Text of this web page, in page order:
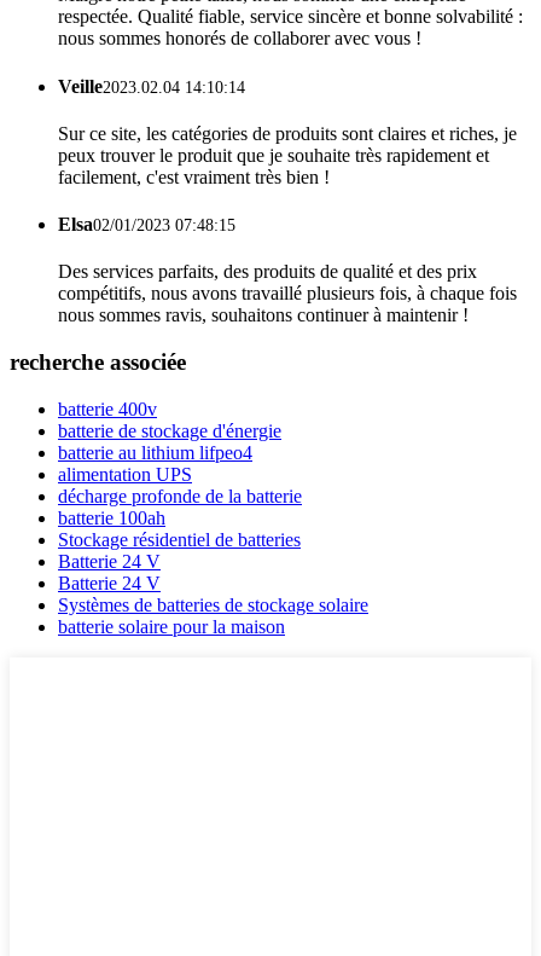
respectée. Qualité fiable, service sincère et bonne solvabilité :
nous sommes honorés de collaborer avec vous !
Veille2023.02.04 14:10:14
Sur ce site, les catégories de produits sont claires et riches, je
peux trouver le produit que je souhaite très rapidement et
facilement, c'est vraiment très bien !
Elsa02/01/2023 07:48:15
Des services parfaits, des produits de qualité et des prix
compétitifs, nous avons travaillé plusieurs fois, à chaque fois
nous sommes ravis, souhaitons continuer à maintenir !
recherche associée
batterie 400v
batterie de stockage d'énergie
batterie au lithium lifpeo4
alimentation UPS
décharge profonde de la batterie
batterie 100ah
Stockage résidentiel de batteries
Batterie 24 V
Batterie 24 V
Systèmes de batteries de stockage solaire
batterie solaire pour la maison